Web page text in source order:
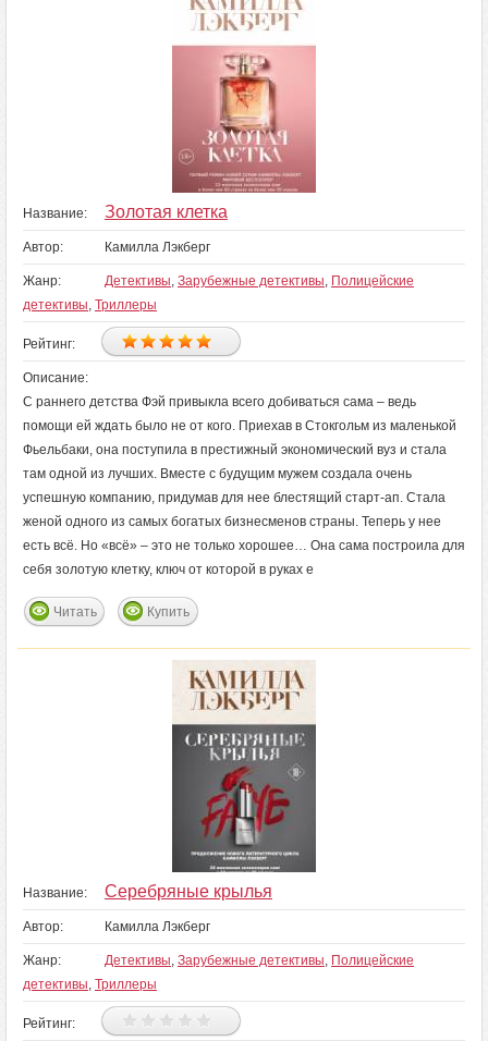
Название: Золотая клетка
Автор: Камилла Лэкберг
Жанр: Детективы, Зарубежные детективы, Полицейские
детективы, Триллеры
Рейтинг:
Описание:
С раннего детства Фэй привыкла всего добиваться сама – ведь
помощи ей ждать было не от кого. Приехав в Стокгольм из маленькой
Фьельбаки, она поступила в престижный экономический вуз и стала
там одной из лучших. Вместе с будущим мужем создала очень
успешную компанию, придумав для нее блестящий старт-ап. Стала
женой одного из самых богатых бизнесменов страны. Теперь у нее
есть всё. Но «всё» – это не только хорошее… Она сама построила для
себя золотую клетку, ключ от которой в руках е
Читать Купить
Название: Серебряные крылья
Автор: Камилла Лэкберг
Жанр: Детективы, Зарубежные детективы, Полицейские
детективы, Триллеры
Рейтинг: